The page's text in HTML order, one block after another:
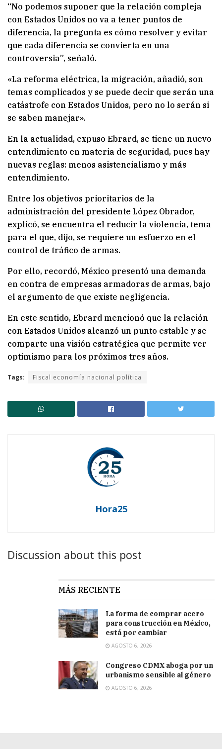
“No podemos suponer que la relación compleja
con Estados Unidos no va a tener puntos de
diferencia, la pregunta es cómo resolver y evitar
que cada diferencia se convierta en una
controversia”, señaló.
«La reforma eléctrica, la migración, añadió, son
temas complicados y se puede decir que serán una
catástrofe con Estados Unidos, pero no lo serán si
se saben manejar».
En la actualidad, expuso Ebrard, se tiene un nuevo
entendimiento en materia de seguridad, pues hay
nuevas reglas: menos asistencialismo y más
entendimiento.
Entre los objetivos prioritarios de la
administración del presidente López Obrador,
explicó, se encuentra el reducir la violencia, tema
para el que, dijo, se requiere un esfuerzo en el
control de tráfico de armas.
Por ello, recordó, México presentó una demanda
en contra de empresas armadoras de armas, bajo
el argumento de que existe negligencia.
En este sentido, Ebrard mencionó que la relación
con Estados Unidos alcanzó un punto estable y se
comparte una visión estratégica que permite ver
optimismo para los próximos tres años.
Tags: Fiscal economía nacional política
Hora25
Discussion about this post
MÁS RECIENTE
La forma de comprar acero
para construcción en México,
está por cambiar
AGOSTO 6, 2026
Congreso CDMX aboga por un
urbanismo sensible al género
AGOSTO 6, 2026